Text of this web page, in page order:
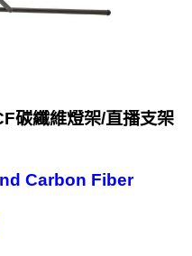
碳纖維燈架/直播支架
Carbon Fiber